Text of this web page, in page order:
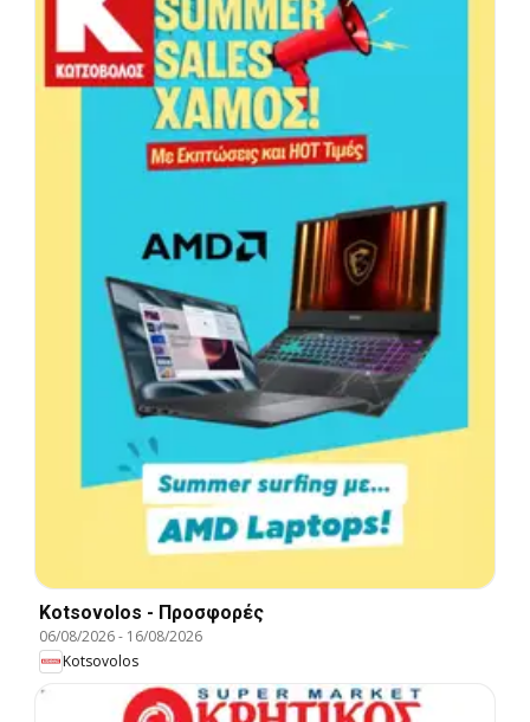
Kotsovolos - Προσφορές
06/08/2026- 16/08/2026
Kotsovolos